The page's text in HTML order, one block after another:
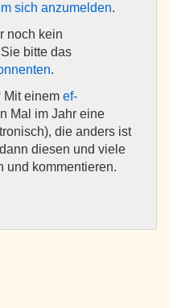
sich anzumelden.
noch kein
bitte das
.
Mit einem ef-
Mal im Jahr eine
die anders ist
diesen und viele
und kommentieren.